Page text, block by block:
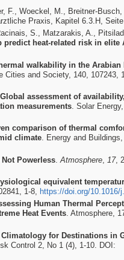
F., Woeckel, M., Breitner-
Praxis, Kapitel 6.3.H,
S., Matzarakis, A.,
heat-related risk in elite
walkability in the Arabian
Cities and Society, 140, 107243,
Global assessment of
measurements. Solar
comparison of thermal
climate. Energy and
Powerless .Atmosphere 17,
equivalent
1-8, https://doi.org/10.1016/
Human Thermal
Heat Events. Atmosphere,
Climatology for Destinations in
Control 2, No 1 (4), 1-10. DOI: